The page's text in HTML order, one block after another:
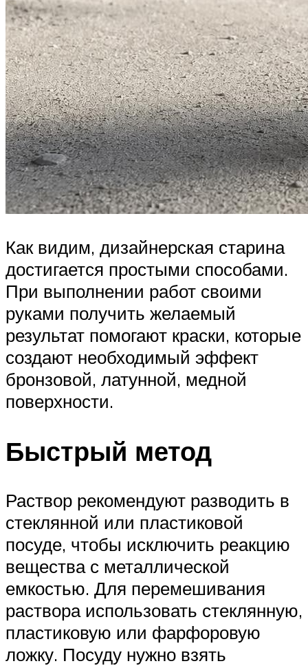
Как видим, дизайнерская старина
достигается простыми способами.
При выполнении работ своими
руками получить желаемый
результат помогают краски, которые
создают необходимый эффект
бронзовой, латунной, медной
поверхности.
Быстрый метод
Раствор рекомендуют разводить в
стеклянной или пластиковой
посуде, чтобы исключить реакцию
вещества с металлической
емкостью. Для перемешивания
раствора использовать стеклянную,
пластиковую или фарфоровую
ложку. Посуду нужно взять